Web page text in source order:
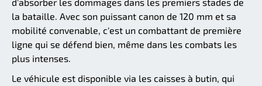
la bataille. Avec son puissant canon de 120 mm et sa
mobilité convenable, c'est un combattant de première
ligne qui se défend bien, même dans les combats les
plus intenses.
Le véhicule est disponible via les caisses à butin, qui